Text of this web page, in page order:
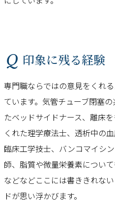
Q 印象に残る経験
専門職ならではの意見をくれ
ています。気管チューブ閉塞
たベッドサイドナース、離床
くれた理学療法士、透析中の
臨床工学技士、バンコマイシ
師、脂質や微量栄養素につい
などなどここには書ききれな
ドが思い浮かびます。